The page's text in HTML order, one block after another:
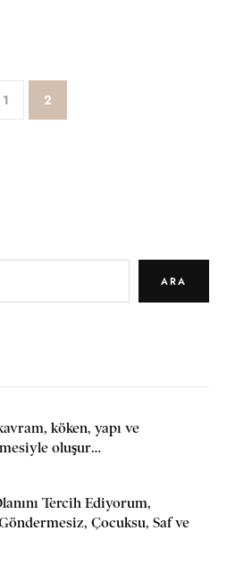
1 2
ARA
köken, yapı ve
oluşur…
Tercih Ediyorum,
Çocuksu, Saf ve